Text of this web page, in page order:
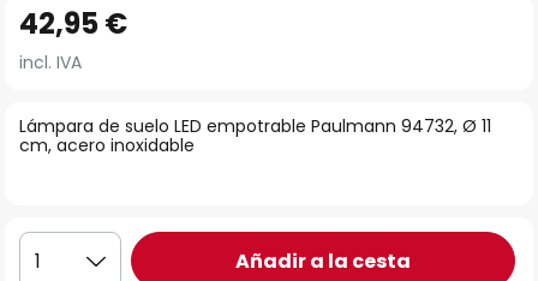
comienzo
la
galería
Lámpara de suelo LED empotrable Paulmann 94732, Ø 11
cm, acero inoxidable
42,95 €
incl. IVA
1 Añadir a la cesta